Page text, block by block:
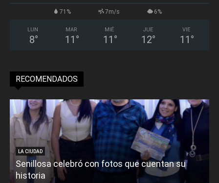
71% 7m/s 6%
LUN
8°
MAR
11 °
MIÉ
11 °
JUE
12°
VIE
11 °
RECOMENDADOS
LA CIUDAD
Senillosa celebró con fotos que cuentan su
historia